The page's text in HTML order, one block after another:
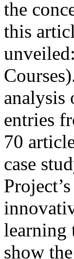
the
this
analysis
entries
70
case
learning
show